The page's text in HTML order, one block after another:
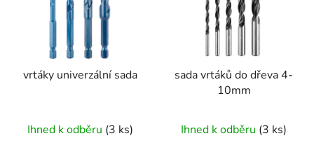
vrtáky univerzální sada
Ihned k odběru (3 ks)
sada vrtáků do dřeva 4-
10mm
Ihned k odběru (3 ks)